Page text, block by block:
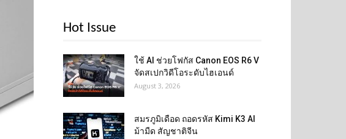
Hot Issue
ใช้ AI ช่วยโฟกัส Canon EOS R6 V
จัดสเปกวิดีโอระดับไฮเอนด์
August 3, 2026
สมรภูมิเดือด ถอดรหัส Kimi K3 AI
ม้ามืด สัญชาติจีน